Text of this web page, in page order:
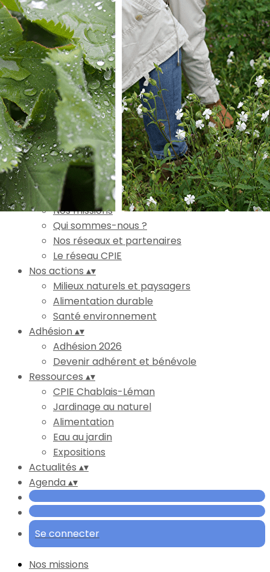
Exporter les lignes sélectionnées
Exporter toutes les colonnes
Exporter uniquement les colonnes affichées
Menu
Ajoutez un logo, un bouton, des réseaux sociaux
Cliquez pour éditer
Accueil▴
L'association
▴▾
Nos missions
Qui sommes-nous ?
Nos réseaux et partenaires
Le réseau CPIE
Nos actions ▴▾
Milieux naturels et paysagers
Alimentation durable
Santé environnement
Adhésion▴▾
Adhésion 2026
Devenir adhérent et bénévole
Ressources ▴▾
CPIE Chablais-Léman
Jardinage au naturel
Alimentation
Eau au jardin
Expositions
Actualités ▴▾
Agenda▴▾
Se connecter
Nos missions